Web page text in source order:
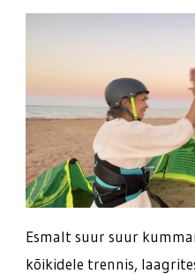
Esmalt suur suur
kõikidele trennis,